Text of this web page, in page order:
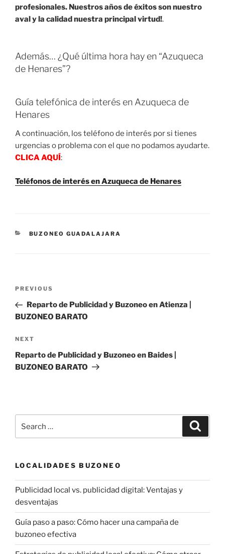
profesionales. Nuestros años de éxitos son nuestro
aval y la calidad nuestra principal virtud!.
Además… ¿Qué última hora hay en “Azuqueca
de Henares”?
Guía telefónica de interés en Azuqueca de
Henares
A continuación, los teléfono de interés por si tienes
urgencias o problema con el que no podamos ayudarte.
CLICA AQUÍ:
Teléfonos de interés en Azuqueca de Henares
CATEGORIES
BUZONEO GUADALAJARA
Previous
Post
PREVIOUS
Reparto de Publicidad y Buzoneo en Atienza |
BUZONEO BARATO
Next
Post
NEXT
Reparto de Publicidad y Buzoneo en Baides |
BUZONEO BARATO
for:
LOCALIDADES BUZONEO
Publicidad local vs. publicidad digital: Ventajas y
desventajas
Guía paso a paso: Cómo hacer una campaña de
buzoneo efectiva